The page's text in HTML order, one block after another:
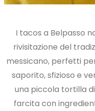
I tacos a Belpasso
rivisitazione del
messicano, perfetti
saporito, sfizioso e
una piccola tortilla
farcita con